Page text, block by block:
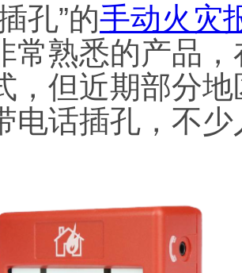
孔”的手动火灾
常熟悉的产品
，但近期部分
电话插孔，不少